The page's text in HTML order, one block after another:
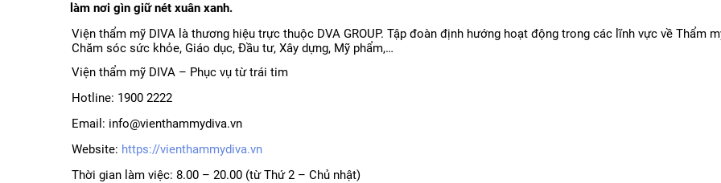
làm nơi gìn giữ nét xuân xanh.
Viện thẩm mỹ DIVA là thương hiệu trực thuộc DVA GROUP. Tập đoàn định hướng hoạt động trong các lĩnh vực về Thẩm
Chăm sóc sức khỏe, Giáo dục, Đầu tư, Xây dựng, Mỹ phẩm,…
Viện thẩm mỹ DIVA – Phục vụ từ trái tim
Hotline: 1900 2222
Email: info@vienthammydiva.vn
Website: https://vienthammydiva.vn
Thời gian làm việc: 8.00 – 20.00 (từ Thứ 2 – Chủ nhật)